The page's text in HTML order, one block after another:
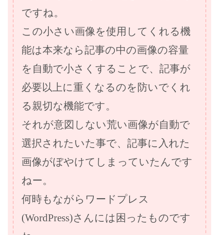
ですね。
この小さい画像を使用してくれる機
能は本来なら記事の中の画像の容量
を自動で小さくすることで、記事が
必要以上に重くなるのを防いでくれ
る親切な機能です。
それが意図しない荒い画像が自動で
選択されたいた事で、記事に入れた
画像がぼやけてしまっていたんです
ねー。
何時もながらワードプレス
(WordPress)さんには困ったものです